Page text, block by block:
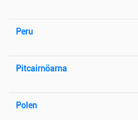
Peru
Pitcairnöarna
Polen